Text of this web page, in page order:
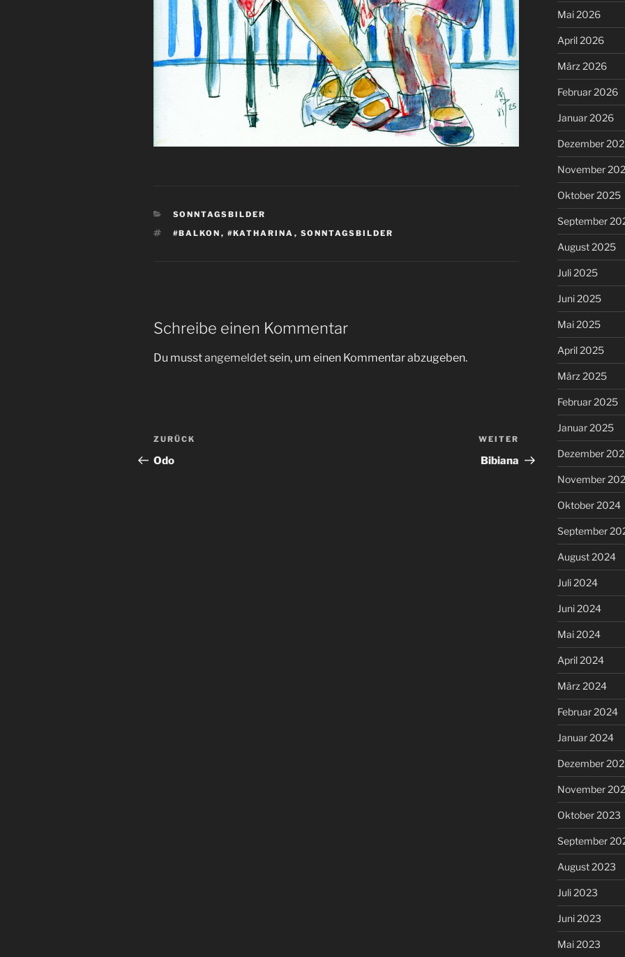
KATEGORIEN
SONNTAGSBILDER
SCHLAGWÖRTER
#BALKON , #KATHARINA , SONNTAGSBILDER
Schreibe einen Kommentar
Du musstangemeldetsein, um einen Kommentar abzugeben.
Beitragsnavigation
Vorheriger
Beitrag
ZURÜCK
Odo
Nächster
Beitrag
WEITER
Bibiana
Mai 2026
April 2026
März 2026
Februar 2026
Januar 2026
Dezember
November
Oktober 2025
September
August 2025
Juli 2025
Juni 2025
Mai 2025
April 2025
März 2025
Februar 2025
Januar 2025
Dezember
November
Oktober 2024
September
August 2024
Juli 2024
Juni 2024
Mai 2024
April 2024
März 2024
Februar 2024
Januar 2024
Dezember
November
Oktober 2023
September
August 2023
Juli 2023
Juni 2023
Mai 2023